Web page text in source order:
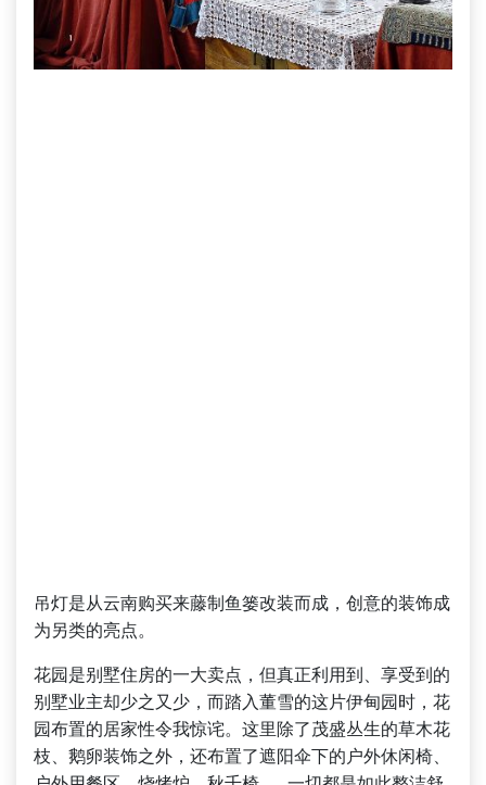
吊灯是从云南购买来藤制鱼篓改装而成，创意的装饰成
为另类的亮点。
花园是别墅住房的一大卖点，但真正利用到、享受到的
别墅业主却少之又少，而踏入董雪的这片伊甸园时，花
园布置的居家性令我惊诧。这里除了茂盛丛生的草木花
枝、鹅卵装饰之外，还布置了遮阳伞下的户外休闲椅、